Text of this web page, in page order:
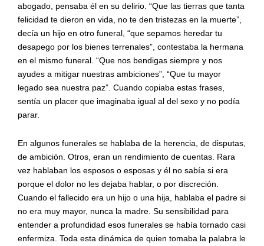
abogado, pensaba él en su delirio. “Que las tierras que tanta
felicidad te dieron en vida, no te den tristezas en la muerte”,
decía un hijo en otro funeral, “que sepamos heredar tu
desapego por los bienes terrenales”, contestaba la hermana
en el mismo funeral. “Que nos bendigas siempre y nos
ayudes a mitigar nuestras ambiciones”, “Que tu mayor
legado sea nuestra paz”. Cuando copiaba estas frases,
sentía un placer que imaginaba igual al del sexo y no podía
parar.
En algunos funerales se hablaba de la herencia, de disputas,
de ambición. Otros, eran un rendimiento de cuentas. Rara
vez hablaban los esposos o esposas y él no sabía si era
porque el dolor no les dejaba hablar, o por discreción.
Cuando el fallecido era un hijo o una hija, hablaba el padre si
no era muy mayor, nunca la madre. Su sensibilidad para
entender a profundidad esos funerales se había tornado casi
enfermiza. Toda esta dinámica de quien tomaba la palabra le